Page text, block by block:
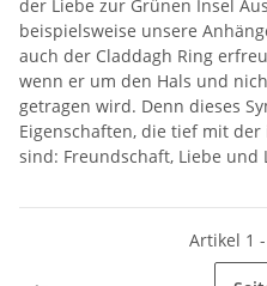
der Liebe zur Grünen Insel
beispielsweise unsere
auch der Claddagh Ring
wenn er um den Hals und
getragen wird. Denn dieses
Eigenschaften, die tief mit
sind: Freundschaft, Liebe und
Artikel 1